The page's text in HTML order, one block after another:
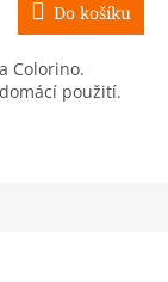
Do košíku
Colorino.
použití.